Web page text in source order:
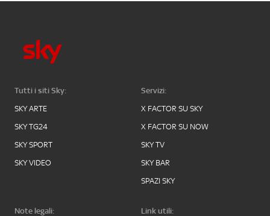
Tutti i siti Sky:
SKY ARTE
SKY TG24
SKY SPORT
SKY VIDEO
Servizi:
X FACTOR SU SKY
X FACTOR SU NOW
SKY TV
SKY BAR
SPAZI SKY
Note legali:
Link utili: